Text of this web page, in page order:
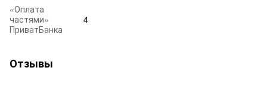
«Оплата
частями»
ПриватБанка
4
Отзывы